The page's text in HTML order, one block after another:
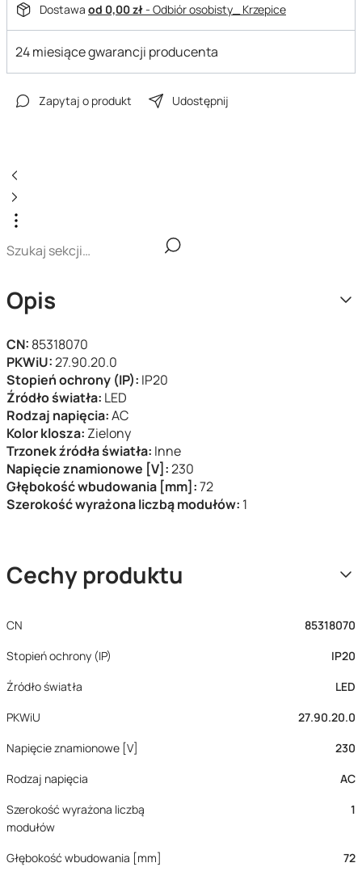
Dostawa od 0,00 zł- Odbiór osobisty_ Krzepice
24 miesiące gwarancji producenta
Zapytaj o produkt Udostępnij
Opis
CN: 85318070
PKWiU:27.90.20.0
Stopień ochrony (IP): IP20
Źródło światła: LED
Rodzaj napięcia:AC
Kolor klosza: Zielony
Trzonek źródła światła: Inne
Napięcie znamionowe [V]:230
Głębokość wbudowania [mm]:72
Szerokość wyrażona liczbą modułów: 1
Cechy produktu
CN
85318070
Stopień ochrony (IP)
IP20
Źródło światła
LED
PKWiU
27.90.20.0
Napięcie znamionowe [V]
230
Rodzaj napięcia
AC
Szerokość wyrażona liczbą
modułów
1
Głębokość wbudowania [mm]
72